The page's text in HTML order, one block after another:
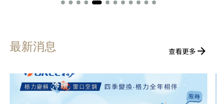
最新消息 查看更多